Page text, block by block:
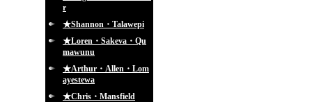
r
★Shannon・Talawepi
★Loren・Sakeva・Qu
mawunu
★Arthur・Allen・Lom
ayestewa
★Chris・Mansfield